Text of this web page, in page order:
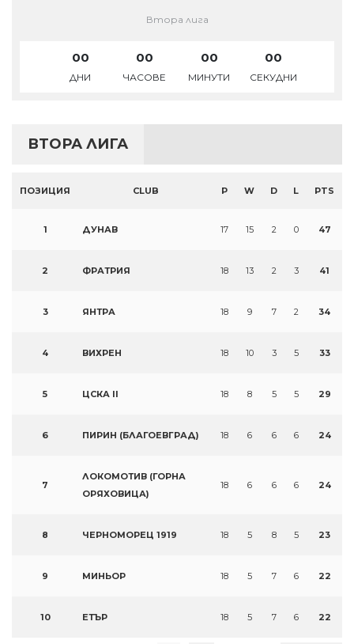
Втора лига
00
ДНИ
00
ЧАСОВЕ
00
МИНУТИ
00
СЕКУДНИ
ВТОРА ЛИГА
ПОЗИЦИЯ CLUB P W D L PTS
1 ДУНАВ 17 15 2 0 47
2 ФРАТРИЯ 18 13 2 3 41
3 ЯНТРА 18 9 7 2 34
4 ВИХРЕН 18 10 3 5 33
5 ЦСКА II 18 8 5 5 29
6 ПИРИН (БЛАГОЕВГРАД) 18 6 6 6 24
7
ЛОКОМОТИВ (ГОРНА
ОРЯХОВИЦА)
18 6 6 6 24
8 ЧЕРНОМОРЕЦ 1919 18 5 8 5 23
9 МИНЬОР 18 5 7 6 22
10 ЕТЪР 18 5 7 6 22